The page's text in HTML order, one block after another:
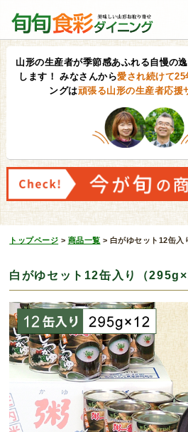
山形の生産者が季節感あふれる自慢の
します！ みなさんから愛され続けて25
ングは頑張る山形の生産者応援
トップページ > 商品一覧 > 白がゆセット12缶入
白がゆセット12缶入り（